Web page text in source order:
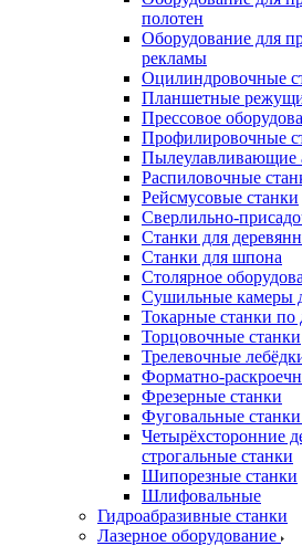
полотен
Оборудование для
рекламы
Оцилиндровочные
Планшетные
Прессовое
Профилировочные
Пылеулавливающие
Распиловочные
Рейсмусовые станки
Сверлильно-
Станки для
Станки для шпона
Столярное
Сушильные камеры
Токарные станки по
Торцовочные станки
Трелевочные
Форматно-
Фрезерные станки
Фуговальные
Четырёхсторонние
строгальные станки
Шипорезные станки
Шлифовальные
Гидроабразивные станки
Лазерное оборудование